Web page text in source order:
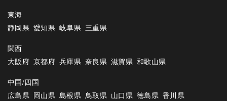
東海
静岡県 愛知県 岐阜県 三重県
関西
大阪府 京都府 兵庫県 奈良県 滋賀県 和歌山県
中国/四国
広島県 岡山県 島根県 鳥取県 山口県 徳島県 香川県